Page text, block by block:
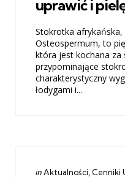
uprawić i
Stokrotka
Osteospermum, to
która jest kochana
przypominające
charakterystyczny
łodygami i...
Categories
Posted
inAktualności Cenniki